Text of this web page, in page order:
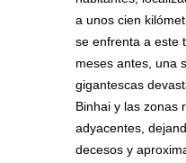
a unos cien
se enfrenta a este
meses antes, una
gigantescas
Binhai y las zonas
adyacentes,
decesos y